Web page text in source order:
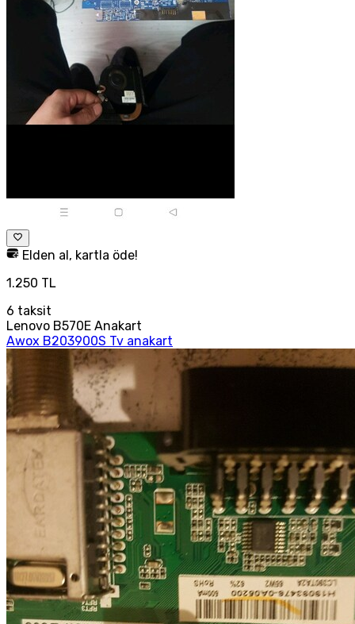
Elden al, kartla öde!
1.250 TL
6 taksit
Lenovo B570E Anakart
Awox B203900S Tv anakart